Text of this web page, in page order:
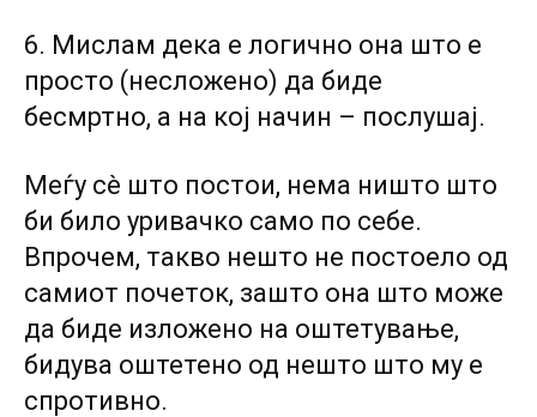
6. Мислам дека е логично она што е
просто (несложено) да биде
бесмртно, а на кој начин – послушај.
Меѓу сè што постои, нема ништо што
би било уривачко само по себе.
Впрочем, такво нешто не постоело од
самиот почеток, зашто она што може
да биде изложено на оштетување,
бидува оштетено од нешто што му е
спротивно.